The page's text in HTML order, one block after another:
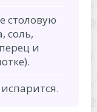
столовую
соль,
и